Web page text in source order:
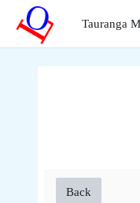
Skip to main content
Tauranga
Back